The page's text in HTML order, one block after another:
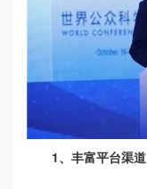
1、 丰富平台渠道